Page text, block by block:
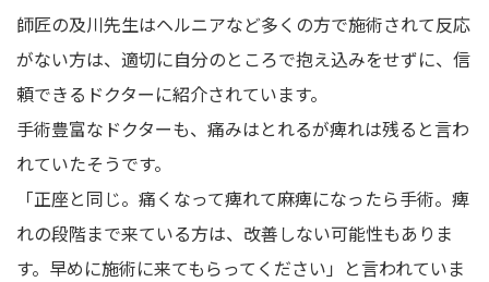
師匠の及川先生はヘルニアなど多くの方で施術されて反応
がない方は、適切に自分のところで抱え込みをせずに、信
頼できるドクターに紹介されています。
手術豊富なドクターも、痛みはとれるが痺れは残ると言わ
れていたそうです。
「正座と同じ。痛くなって痺れて麻痺になったら手術。痺
れの段階まで来ている方は、改善しない可能性もありま
す。早めに施術に来てもらってください」と言われていま